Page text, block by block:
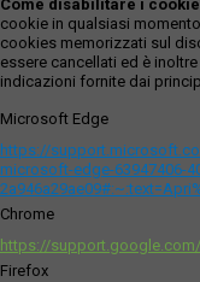
Come disabilitare i
cookie in qualsiasi
cookies memorizzati sul
essere cancellati ed è
indicazioni fornite dai
Microsoft Edge
https://
microsoft-edge-63947406-
Chrome
https://
Firefox